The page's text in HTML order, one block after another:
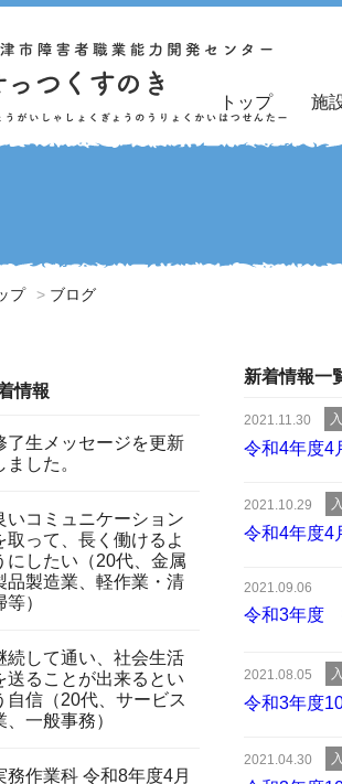
トップ 施
プ ブログ
新着情報一
2021.11.30
令和4年度
2021.10.29
令和4年度4
2021.09.06
令和3年度
2021.08.05
令和3年度
2021.04.30
情報
了生メッセージを更新
ました。
いコミュニケーション
取って、長く働けるよ
にしたい（20代、金属
品製造業、軽作業・清
等）
続して通い、社会生活
送ることが出来るとい
自信（20代、サービス
、一般事務）
務作業科 令和8年度4月